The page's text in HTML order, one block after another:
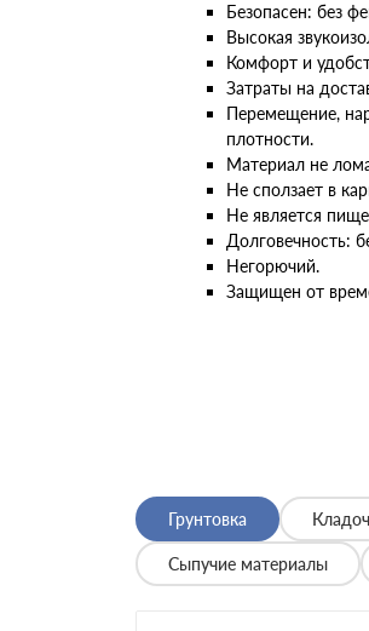
Безопасен: без
Высокая
Комфорт и
Затраты на
Перемещение,
плотности.
Материал не
Не сползает в
Не является
Долговечность:
Негорючий.
Защищен от
Грунтовка
Сыпучие материалы